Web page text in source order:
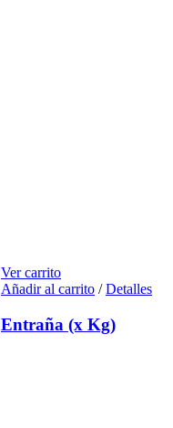
Ver carrito
Añadir al carrito / Detalles
Entraña (x Kg)